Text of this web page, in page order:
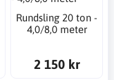
Rundsling 20 ton -
4,0/8,0 meter
2 150 kr